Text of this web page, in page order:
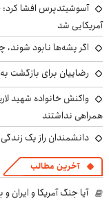
آمریکایی شد
اگر پشه‌ها نابود
رضاییان برای بازگشت
واکنش خانواده شهید
همراهی نداشتند
دانشمندان راز یک
آخرین مطالب
آیا جنگ آمریکا و